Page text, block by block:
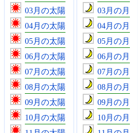
03月の太陽
04月の太陽
05月の太陽
06月の太陽
07月の太陽
08月の太陽
09月の太陽
10月の太陽
03月の月
04月の月
05月の月
06月の月
07月の月
08月の月
09月の月
10月の月